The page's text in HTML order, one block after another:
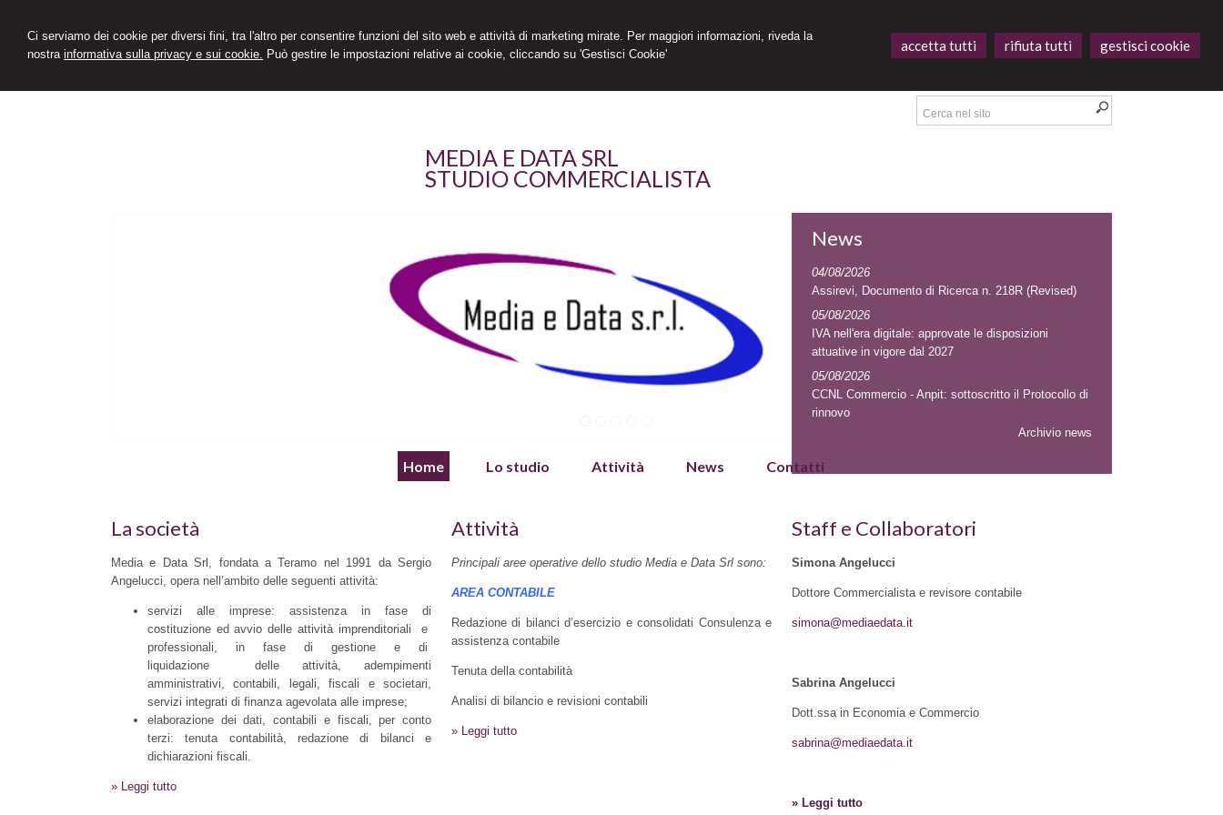
Ci serviamo dei cookie per diversi fini, tra l'altro per consentire funzioni del sito web e attività di marketing mirate. Per maggiori informazioni, riveda la
nostra informativa sulla privacy e sui cookie. Può gestire le impostazioni relative ai cookie, cliccando su 'Gestisci Cookie'
accetta tutti rifiuta tutti gestisci cookie
MEDIA E DATA SRL
STUDIO COMMERCIALISTA
News
04/08/2026
Assirevi, Documento di Ricerca n. 218R (Revised)
05/08/2026
IVA nell'era digitale: approvate le disposizioni
attuative in vigore dal 2027
05/08/2026
CCNL Commercio - Anpit: sottoscritto il Protocollo di
rinnovo
Archivio news
Home Lo studio Attività News Contatti
La società
Media e Data Srl, fondata a Teramo nel 1991 da Sergio
Angelucci, opera nell’ambito delle seguenti attività:
servizi alle imprese: assistenza in fase di
costituzione ed avvio delle attività imprenditoriali e
professionali, in fase di gestione e di
liquidazione delle attività, adempimenti
amministrativi, contabili, legali, fiscali e societari,
servizi integrati di finanza agevolata alle imprese;
elaborazione dei dati, contabili e fiscali, per conto
terzi: tenuta contabilità, redazione di bilanci e
dichiarazioni fiscali.
» Leggi tutto
Attività
Principali aree operative dello studio Media e Data Srl sono:
AREA CONTABILE
Redazione di bilanci d’esercizio e consolidati Consulenza e
assistenza contabile
Tenuta della contabilità
Analisi di bilancio e revisioni contabili
» Leggi tutto
Staff e Collaboratori
Simona Angelucci
Dottore Commercialista e revisore contabile
simona@mediaedata.it
Sabrina Angelucci
Dott.ssa in Economia e Commercio
sabrina@mediaedata.it
» Leggi tutto